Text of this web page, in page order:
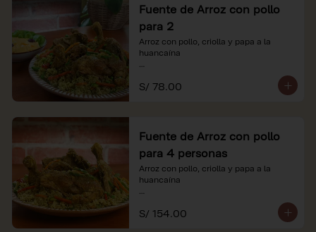
Fuente de Arroz con pollo
para 2
Arroz con pollo, criolla y papa a la
huancaína
*Nuestros precios están expresados en
soles e incluyen impuestos de ley y
S/ 78.00
Fuente de Arroz con pollo
para 4 personas
Arroz con pollo, criolla y papa a la
huancaína
*Nuestros precios están expresados en
soles e incluyen impuestos de ley y
S/ 154.00